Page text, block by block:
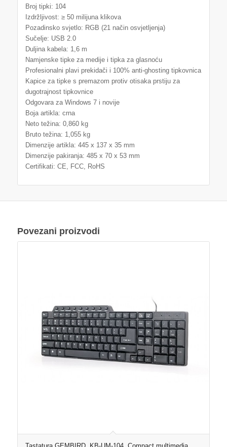
Broj tipki: 104
Izdržljivost: ≥ 50 milijuna klikova
Pozadinsko svjetlo: RGB (21 način osvjetljenja)
Sučelje: USB 2.0
Duljina kabela: 1,6 m
Namjenske tipke za medije i tipka za glasnoću
Profesionalni plavi prekidači i 100% anti-ghosting tipkovnica
Kapice za tipke s premazom protiv otisaka prstiju za
dugotrajnost tipkovnice
Odgovara za Windows 7 i novije
Boja artikla: crna
Neto težina: 0,860 kg
Bruto težina: 1,055 kg
Dimenzije artikla: 445 x 137 x 35 mm
Dimenzije pakiranja: 485 x 70 x 53 mm
Certifikati: CE, FCC, RoHS
Povezani proizvodi